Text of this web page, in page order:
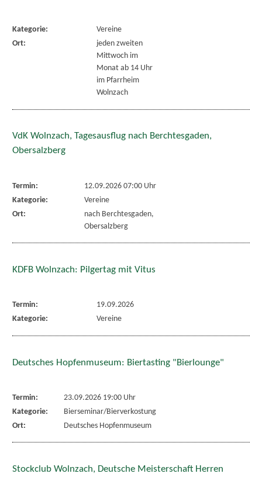
Kategorie:
Vereine
Ort:
jeden zweiten
Mittwoch im
Monat ab 14 Uhr
im Pfarrheim
Wolnzach
VdK Wolnzach, Tagesausflug nach Berchtesgaden,
Obersalzberg
Termin:
12.09.2026 07:00 Uhr
Kategorie:
Vereine
Ort:
nach Berchtesgaden,
Obersalzberg
KDFB Wolnzach: Pilgertag mit Vitus
Termin:
19.09.2026
Kategorie:
Vereine
Deutsches Hopfenmuseum: Biertasting "Bierlounge"
Termin:
23.09.2026 19:00 Uhr
Kategorie:
Bierseminar/Bierverkostung
Ort:
Deutsches Hopfenmuseum
Stockclub Wolnzach, Deutsche Meisterschaft Herren